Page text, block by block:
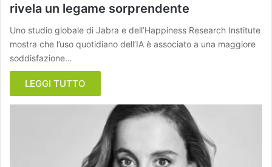
rivela un legame sorprendente
Uno studio globale di Jabra e dell’Happiness Research Institute
mostra che l’uso quotidiano dell’IA è associato a una maggiore
soddisfazione…
LEGGI TUTTO